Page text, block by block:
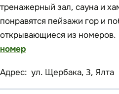
тренажерный зал, сауна и
понравятся пейзажи гор и
открывающиеся из номеров.
номер
Адрес: ул. Щербака, 3, Ялта